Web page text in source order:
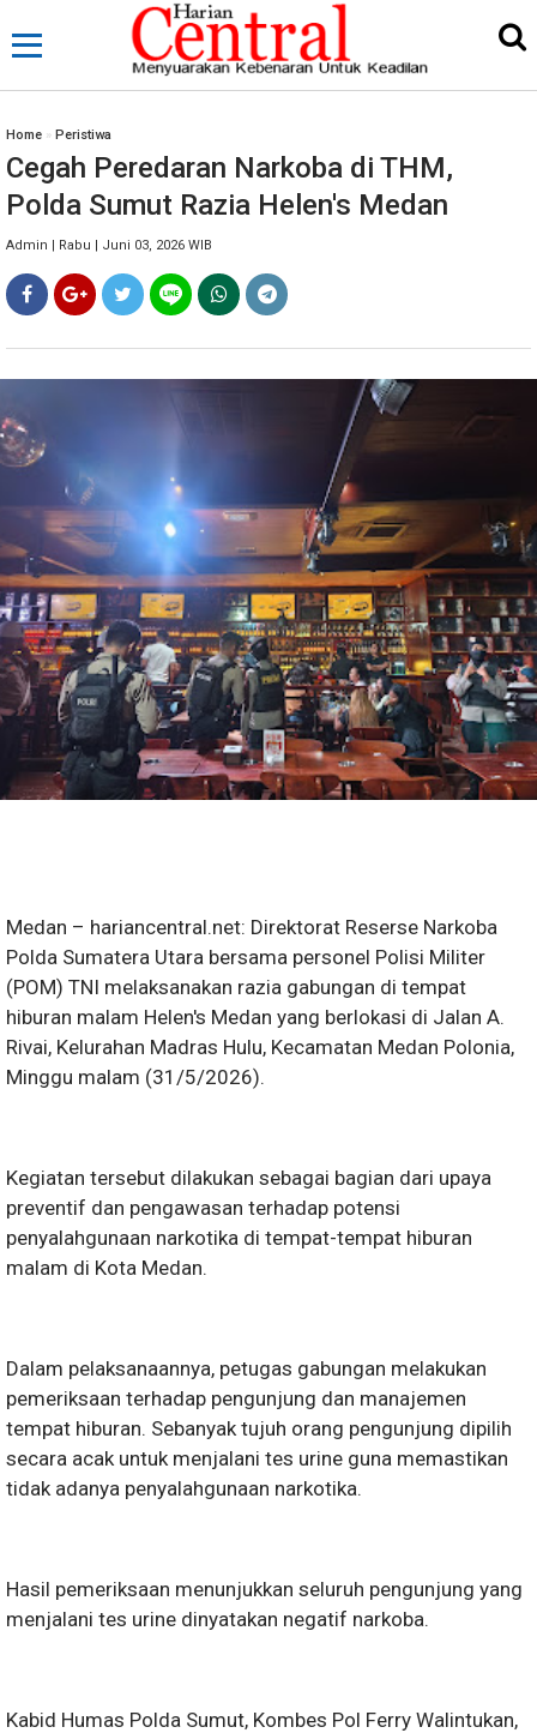
Home » Peristiwa
Cegah Peredaran Narkoba di THM,
Polda Sumut Razia Helen's Medan
Admin | Rabu | Juni 03, 2026 WIB
Medan – hariancentral.net: Direktorat Reserse Narkoba
Polda Sumatera Utara bersama personel Polisi Militer
(POM) TNI melaksanakan razia gabungan di tempat
hiburan malam Helen's Medan yang berlokasi di Jalan A.
Rivai, Kelurahan Madras Hulu, Kecamatan Medan Polonia,
Minggu malam (31/5/2026).
Kegiatan tersebut dilakukan sebagai bagian dari upaya
preventif dan pengawasan terhadap potensi
penyalahgunaan narkotika di tempat-tempat hiburan
malam di Kota Medan.
Dalam pelaksanaannya, petugas gabungan melakukan
pemeriksaan terhadap pengunjung dan manajemen
tempat hiburan. Sebanyak tujuh orang pengunjung dipilih
secara acak untuk menjalani tes urine guna memastikan
tidak adanya penyalahgunaan narkotika.
Hasil pemeriksaan menunjukkan seluruh pengunjung yang
menjalani tes urine dinyatakan negatif narkoba.
Kabid Humas Polda Sumut, Kombes Pol Ferry Walintukan,